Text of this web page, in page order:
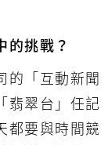
的挑戰？
的「互動新聞
翡翠台」任記
都要與時間競